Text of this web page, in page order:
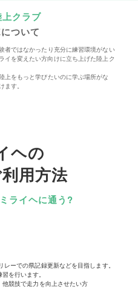
クラブ
ついて
者ではなかったり充分に練習環境がない
イを変えたい方向けに立ち上げた陸上 ク
上をもっと学びたいのに学ぶ場所がな
す。
ヘの
用方法
ライヘに通う?
ーでの県記録更新などを目指します。
を行います。
他競技で走力を向上させたい方